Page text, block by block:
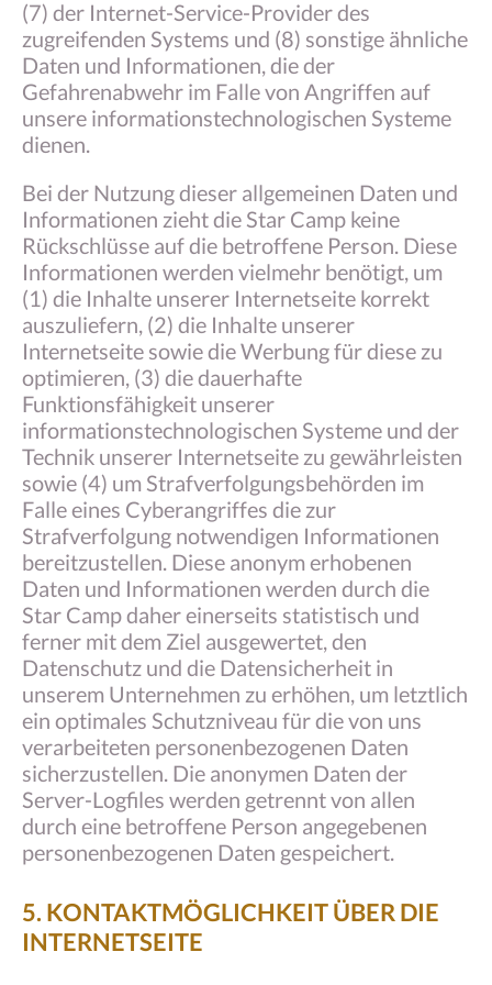
(7) der Internet-Service-Provider des
zugreifenden Systems und (8) sonstige ähnliche
Daten und Informationen, die der
Gefahrenabwehr im Falle von Angriffen auf
unsere informationstechnologischen Systeme
dienen.
Bei der Nutzung dieser allgemeinen Daten und
Informationen zieht die Star Camp keine
Rückschlüsse auf die betroffene Person. Diese
Informationen werden vielmehr benötigt, um
(1) die Inhalte unserer Internetseite korrekt
auszuliefern, (2) die Inhalte unserer
Internetseite sowie die Werbung für diese zu
optimieren, (3) die dauerhafte
Funktionsfähigkeit unserer
informationstechnologischen Systeme und der
Technik unserer Internetseite zu gewährleisten
sowie (4) um Strafverfolgungsbehörden im
Falle eines Cyberangriffes die zur
Strafverfolgung notwendigen Informationen
bereitzustellen. Diese anonym erhobenen
Daten und Informationen werden durch die
Star Camp daher einerseits statistisch und
ferner mit dem Ziel ausgewertet, den
Datenschutz und die Datensicherheit in
unserem Unternehmen zu erhöhen, um letztlich
ein optimales Schutzniveau für die von uns
verarbeiteten personenbezogenen Daten
sicherzustellen. Die anonymen Daten der
Server-Logfiles werden getrennt von allen
durch eine betroffene Person angegebenen
personenbezogenen Daten gespeichert.
5. KONTAKTMÖGLICHKEIT ÜBER DIE
INTERNETSEITE